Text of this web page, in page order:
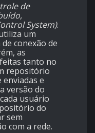
de
System).
um
conexão de
as
tanto no
repositório
e
versão do
usuário
do
sem
com a rede.